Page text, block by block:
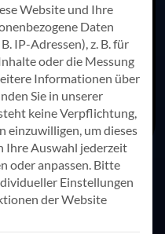
2026
Website und Ihre
Daten
IP-Adressen), z. B. für
oder die Messung
Informationen über
Sie in unserer
keine Verpflichtung,
einzuwilligen, um dieses
Ihre Auswahl jederzeit
oder anpassen. Bitte
Einstellungen
der Website